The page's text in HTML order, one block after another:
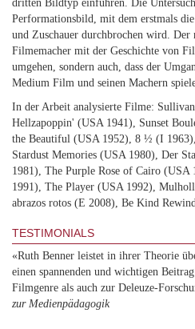
dritten Bildtyp einführen. Die
Performationsbild, mit dem erstmals
und Zuschauer durchbrochen wird.
Filmemacher mit der Geschichte von
umgehen, sondern auch, dass der
Medium Film und seinen Machern
In der Arbeit analysierte Filme:
Hellzapoppin' (USA 1941), Sunset
the Beautiful (USA 1952), 8 ½ (I
Stardust Memories (USA 1980), Der
1981), The Purple Rose of Cairo
1991), The Player (USA 1992),
abrazos rotos (E 2008), Be Kind
TESTIMONIALS
«Ruth Benner leistet in ihrer Theorie
einen spannenden und wichtigen
Filmgenre als auch zur Deleuze-
zur Medienpädagogik